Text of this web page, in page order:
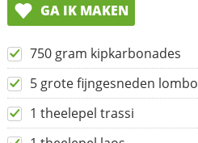
GA IK MAKEN
750 gram kipkarbonades
5 grote fijngesneden
1 theelepel trassi